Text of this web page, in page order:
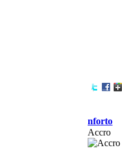
nforto
Accro